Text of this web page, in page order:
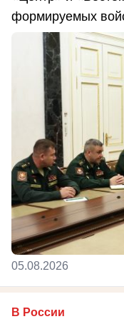
формируемых
05.08.2026
В России